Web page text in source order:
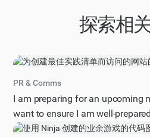
探索相
PR & Comms
I am preparing for an upcoming
want to ensure I am well-
with a list of best practices for